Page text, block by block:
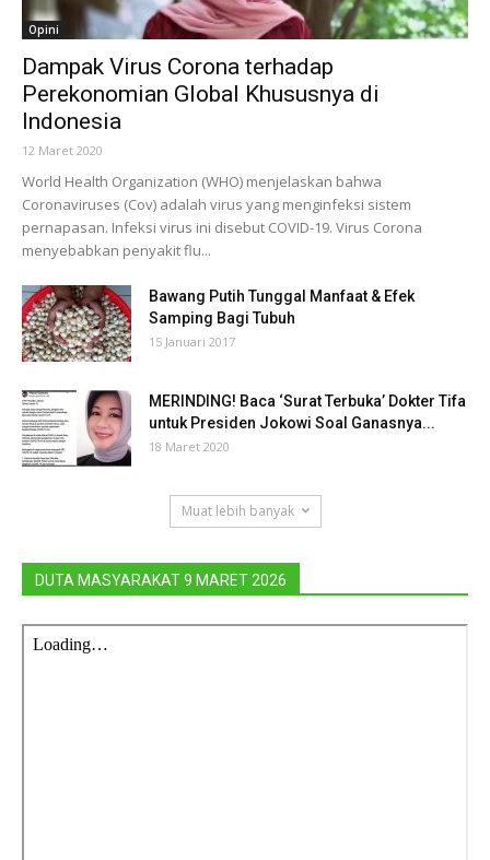
Opini
Dampak Virus Corona terhadap
Perekonomian Global Khususnya di
Indonesia
12 Maret 2020
World Health Organization (WHO) menjelaskan bahwa
Coronaviruses (Cov) adalah virus yang menginfeksi sistem
pernapasan. Infeksi virus ini disebut COVID-19. Virus Corona
menyebabkan penyakit flu...
Bawang Putih Tunggal Manfaat & Efek
Samping Bagi Tubuh
15 Januari 2017
MERINDING! Baca ‘Surat Terbuka’ Dokter Tifa
untuk Presiden Jokowi Soal Ganasnya...
18 Maret 2020
Muat lebih banyak
DUTA MASYARAKAT 9 MARET 2026